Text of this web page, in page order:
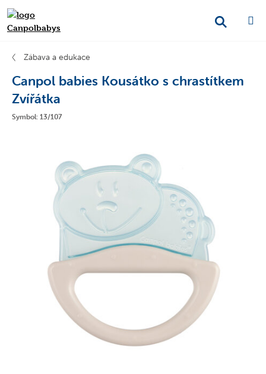
Zábava a edukace
Canpol babies Kousátko s chrastítkem
Zvířátka
Symbol: 13/107